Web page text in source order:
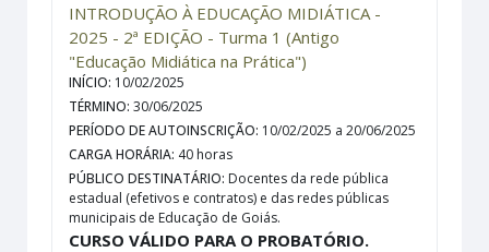
INTRODUÇÃO À EDUCAÇÃO MIDIÁTICA -
2025 - 2ª EDIÇÃO - Turma 1 (Antigo
"Educação Midiática na Prática")
INÍCIO: 10/02/2025
TÉRMINO:30/06/2025
PERÍODO DE AUTOINSCRIÇÃO: 10/02/2025 a 20/06/2025
CARGA HORÁRIA: 40 horas
PÚBLICO DESTINATÁRIO: Docentes da rede pública
estadual (efetivos e contratos) e das redes públicas
municipais de Educação de Goiás.
CURSO VÁLIDO PARA O PROBATÓRIO.